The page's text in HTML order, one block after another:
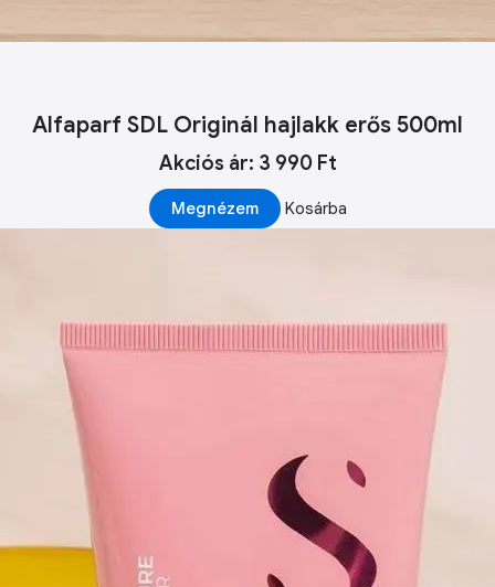
Alfaparf SDL Originál hajlakk erős 500ml
Akciós ár: 3 990 Ft
Megnézem Kosárba